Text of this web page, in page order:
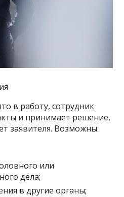
в работу, сотрудник
и принимает решение,
заявителя. Возможны
или
дела;
в другие органы;